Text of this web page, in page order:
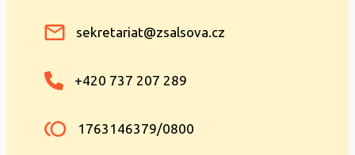
sekretariat@zsalsova.cz
+420 737 207 289
1763146379/0800